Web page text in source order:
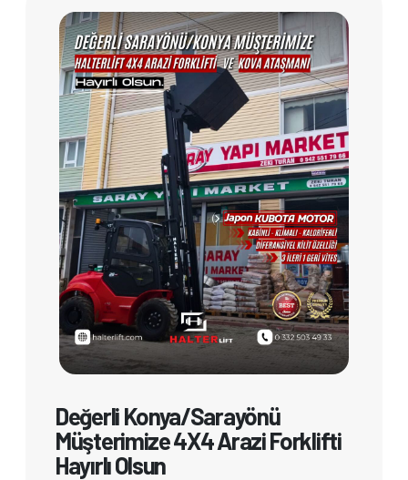
Değerli Konya/Sarayönü
Müşterimize 4X4 Arazi Forklifti
Hayırlı Olsun